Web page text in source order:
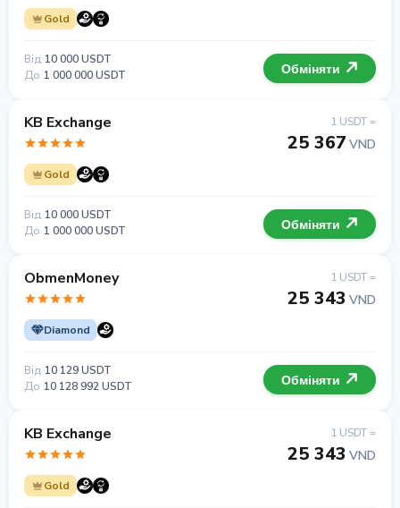
Gold
Від 10 000 USDT
До 1 000 000 USDT Обміняти
KB Exchange
Gold
1 USDT =
25 367 VND
Від 10 000 USDT
До 1 000 000 USDT Обміняти
ObmenMoney
Diamond
1 USDT =
25 343 VND
Від 10 129 USDT
До 10 128 992 USDT Обміняти
KB Exchange
Gold
1 USDT =
25 343 VND